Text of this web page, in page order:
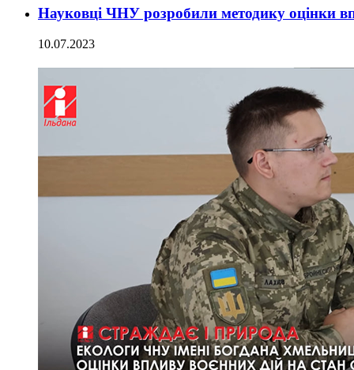
Науковці ЧНУ розробили методику оцінки
10.07.2023